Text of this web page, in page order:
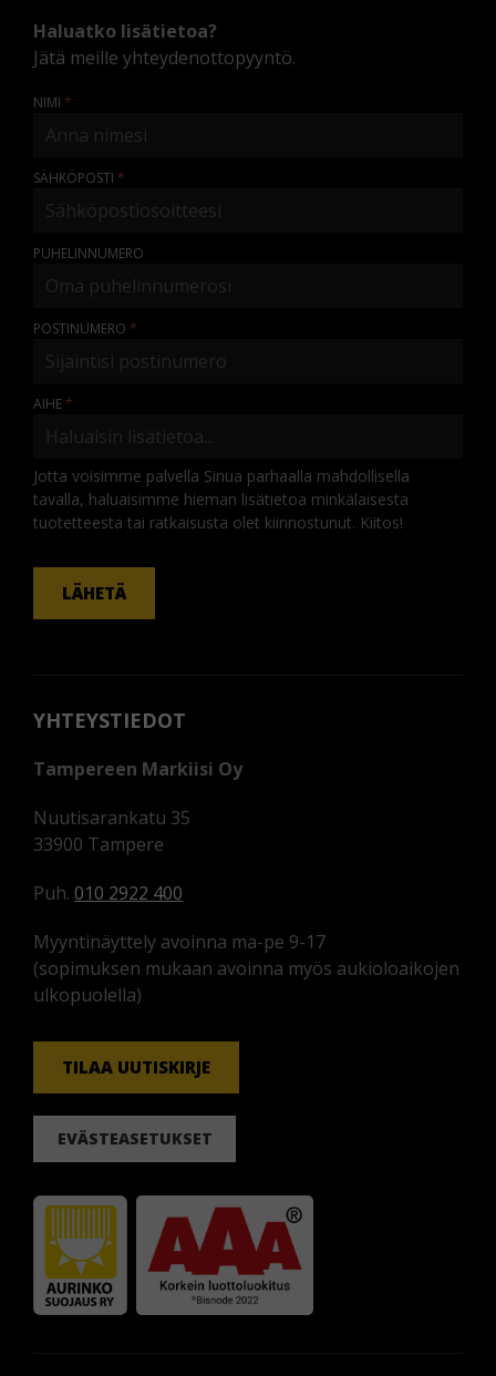
Haluatko lisätietoa?
Jätä meille yhteydenottopyyntö.
NIMI
SÄHKÖPOSTI
PUHELINNUMERO
POSTINUMERO
AIHE
Jotta voisimme palvella Sinua parhaalla mahdollisella
tavalla, haluaisimme hieman lisätietoa minkälaisesta
tuotetteesta tai ratkaisusta olet kiinnostunut. Kiitos!
KOMMENTTI
LÄHETÄ
YHTEYSTIEDOT
Tampereen Markiisi Oy
Nuutisarankatu 35
33900 Tampere
Puh. 010 2922 400
Myyntinäyttely avoinna ma-pe 9-17
(sopimuksen mukaan avoinna myös aukioloaikojen
ulkopuolella)
TILAA UUTISKIRJE
EVÄSTEASETUKSET